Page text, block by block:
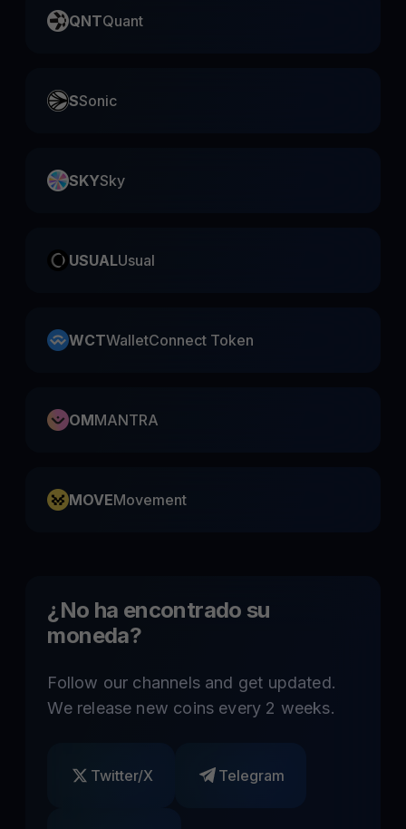
QNTQuant
SSonic
SKYSky
USUALUsual
WCTWalletConnect Token
OMMANTRA
MOVEMovement
¿No ha encontrado su
moneda?
Follow our channels and get updated.
We release new coins every 2 weeks.
Twitter/X Telegram